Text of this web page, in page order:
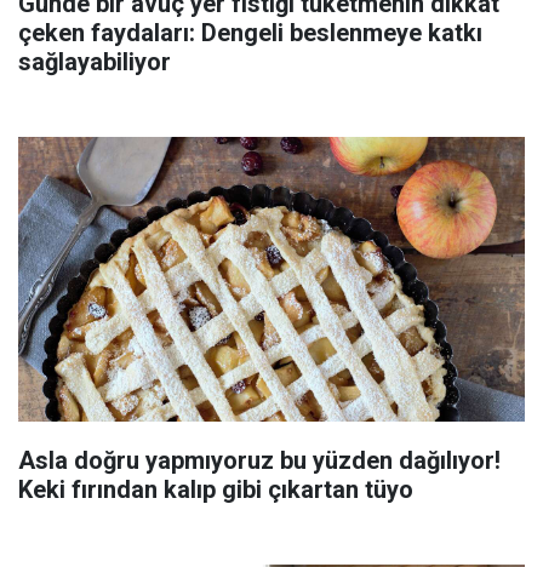
çeken faydaları: Dengeli beslenmeye katkı
sağlayabiliyor
Asla doğru yapmıyoruz bu yüzden dağılıyor!
Keki fırından kalıp gibi çıkartan tüyo